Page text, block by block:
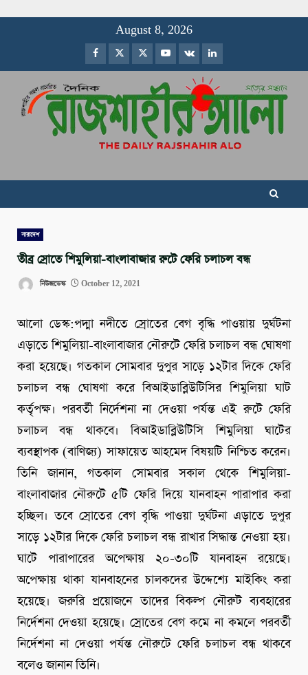
August 8, 2026
Facebook
TwitterInstagram
Youtube
VK LinkedIn
সারাদেশ
তীব্র স্রোতে শিমুলিয়া-বাংলাবাজার রুটে ফেরি চলাচল বন্ধ
নিউজডেস্ক October 12, 2021
আলো ডেস্ক:পদ্মা নদীতে স্রোতের বেগ বৃদ্ধি পাওয়ায় দুর্ঘটনা
এড়াতে শিমুলিয়া-বাংলাবাজার নৌরুটে ফেরি চলাচল বন্ধ ঘোষণা
করা হয়েছে। গতকাল সোমবার দুপুর সাড়ে ১২টার দিকে ফেরি
চলাচল বন্ধ ঘোষণা করে বিআইডাব্লিউটিসির শিমুলিয়া ঘাট
কর্তৃপক্ষ। পরবর্তী নির্দেশনা না দেওয়া পর্যন্ত এই রুটে ফেরি
চলাচল বন্ধ থাকবে। বিআইডাব্লিউটিসি শিমুলিয়া ঘাটের
ব্যবস্থাপক (বাণিজ্য) সাফায়েত আহমেদ বিষয়টি নিশ্চিত করেন।
তিনি জানান, গতকাল সোমবার সকাল থেকে শিমুলিয়া-
বাংলাবাজার নৌরুটে ৫টি ফেরি দিয়ে যানবাহন পারাপার করা
হচ্ছিল। তবে স্রোতের বেগ বৃদ্ধি পাওয়া দুর্ঘটনা এড়াতে দুপুর
সাড়ে ১২টার দিকে ফেরি চলাচল বন্ধ রাখার সিদ্ধান্ত নেওয়া হয়।
ঘাটে পারাপারের অপেক্ষায় ২০-৩০টি যানবাহন রয়েছে।
অপেক্ষায় থাকা যানবাহনের চালকদের উদ্দেশ্যে মাইকিং করা
হয়েছে। জরুরি প্রয়োজনে তাদের বিকল্প নৌরুট ব্যবহারের
নির্দেশনা দেওয়া হয়েছে। স্রোতের বেগ কমে না কমলে পরবর্তী
নির্দেশনা না দেওয়া পর্যন্ত নৌরুটে ফেরি চলাচল বন্ধ থাকবে
বলেও জানান তিনি।